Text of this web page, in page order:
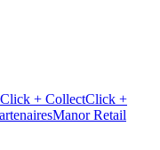
Click + CollectClick +
Manor Retail